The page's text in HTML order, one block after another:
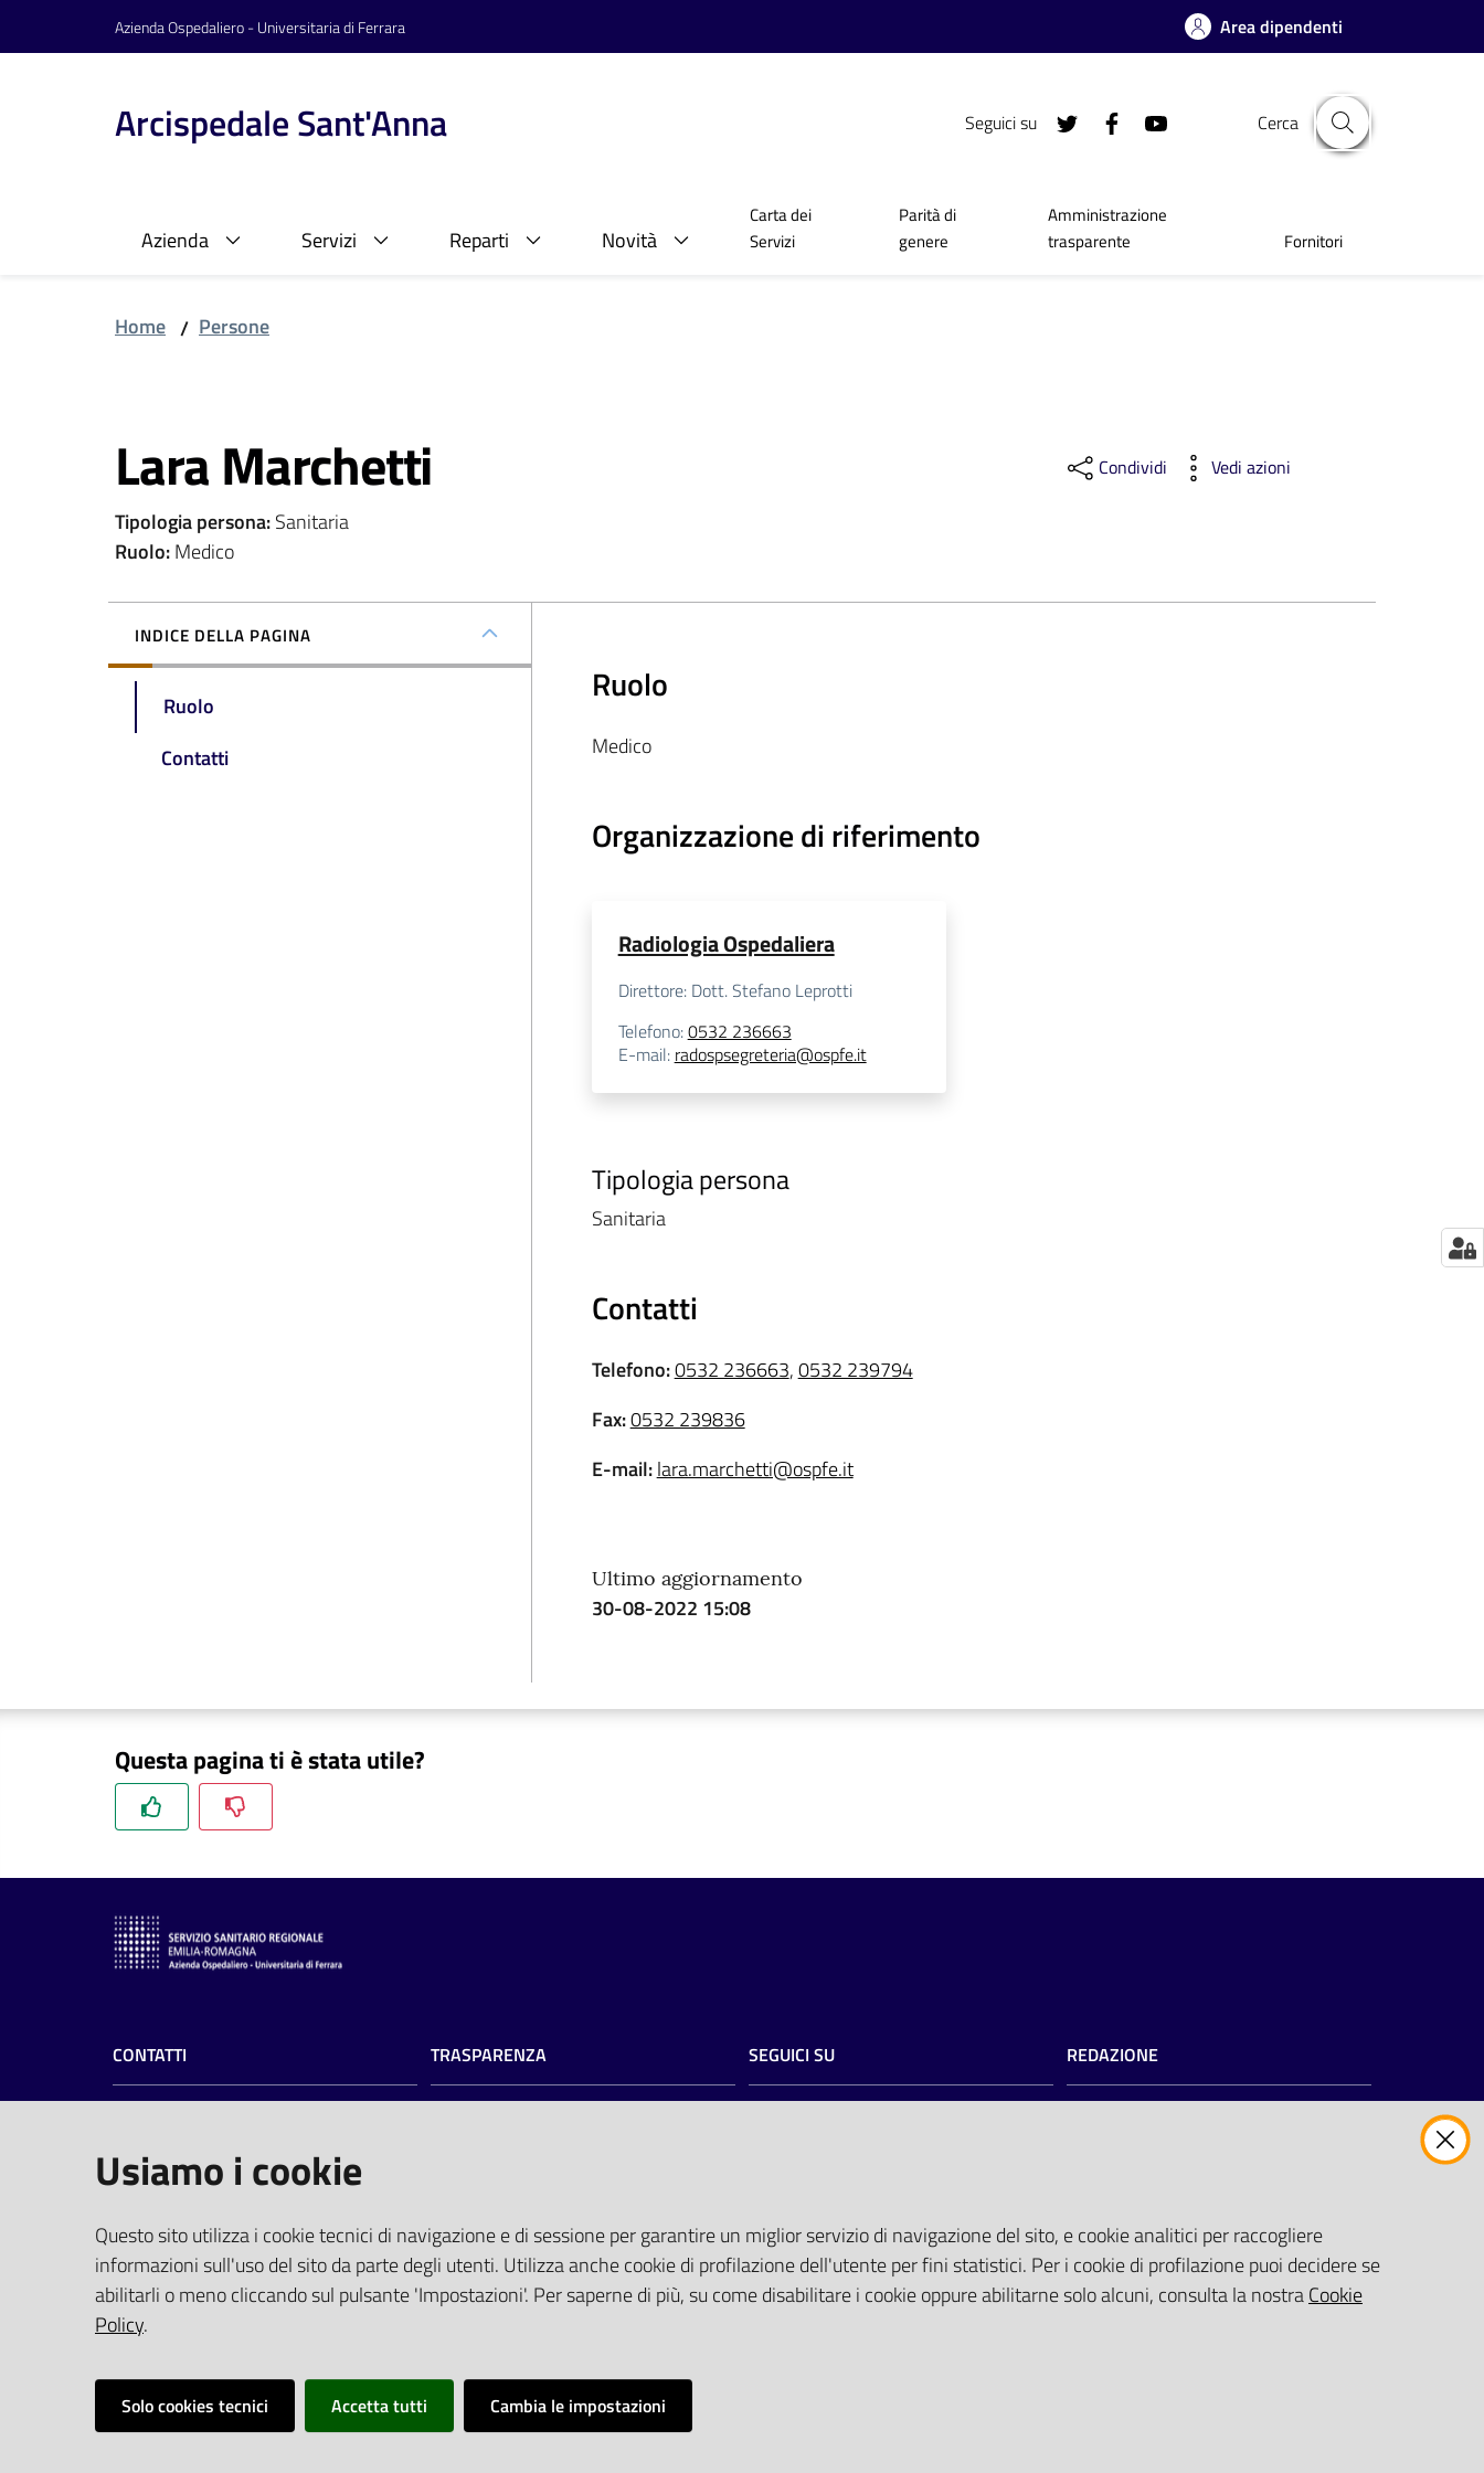
Vai al contenuto
Vai alla navigazioneAzienda Ospedaliero - Universitaria di Ferrara Area dipendenti
Arcispedale Sant'Anna Seguici su Cerca
Azienda Servizi Reparti Novità
Carta dei
Servizi
Parità di
genere
Amministrazione
trasparente
Fornitori
Home / Persone
Lara Marchetti
Tipologia persona:Sanitaria
Ruolo:Medico
Condividi Vedi azioni
INDICE DELLA PAGINA
Ruolo
Contatti
Ruolo
Medico
Organizzazione di riferimento
Radiologia Ospedaliera
Direttore: Dott. Stefano Leprotti
Telefono:0532 236663
E-mail: radospsegreteria@ospfe.it
Tipologia persona
Sanitaria
Contatti
Telefono:0532 236663,0532 239794
Fax:0532 239836
E-mail:lara.marchetti@ospfe.it
Ultimo aggiornamento
30-08-2022 15:08
Questa pagina ti è stata utile?
CONTATTI
Arcispedale S.Anna
Centralino 0532 236111
Fax 0532 236650
P.I. 01295950388
TRASPARENZA
(protocollo@pec.ospfe.it)
Elenco Siti Tematici
Tempi di attesa
SEGUICI SU
Posta Elettronica Aziendale
Cloud aziendale
(manuale di istruzioni
Portale del Dipendente
Sito intranet
REDAZIONE
Vai alla pagina
Usiamo i cookie
Questo sito utilizza i cookie tecnici di navigazione e di sessione per garantire un miglior servizio di navigazione del sito, e cookie analitici per raccogliere
informazioni sull'uso del sito da parte degli utenti. Utilizza anche cookie di profilazione dell'utente per fini statistici. Per i cookie di profilazione puoi decidere se
abilitarli o meno cliccando sul pulsante 'Impostazioni'. Per saperne di più, su come disabilitare i cookie oppure abilitarne solo alcuni, consulta la nostraCookie
Policy.
Solo cookies tecnici Accetta tutti Cambia le impostazioni